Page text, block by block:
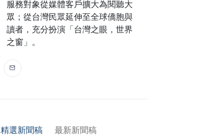
服務對象從媒體客戶擴大為閱聽大
眾；從台灣民眾延伸至全球僑胞與
讀者，充分扮演「台灣之眼，世界
之窗」。
精選新聞稿 最新新聞稿